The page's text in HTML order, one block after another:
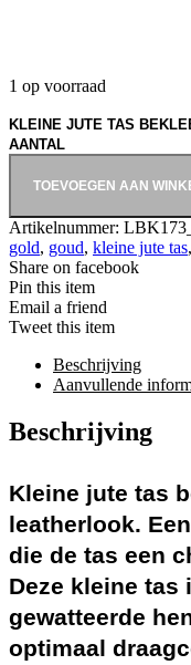
1 op voorraad
KLEINE JUTE TAS
AANTAL
TOEVOEGEN AAN
Artikelnummer:
gold, goud, kleine jute tas,
Share on facebook
Pin this item
Email a friend
Tweet this item
Beschrijving
Aanvullende
Beschrijving
Kleine jute tas
leatherlook.
die de tas een
Deze kleine tas
gewatteerde
optimaal